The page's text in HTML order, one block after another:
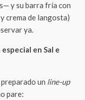
y su barra fría con
crema de langosta)
ya.
en Sal e
un line-up
pare: